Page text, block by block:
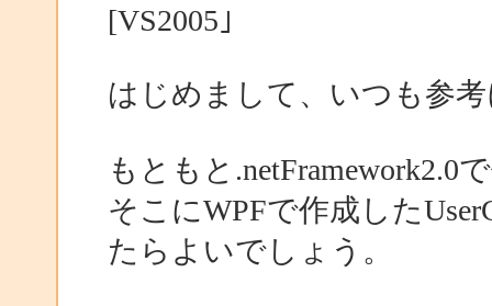
[VS2005｣
はじめまして、いつも参
もともと
そこにWPFで作成した
たらよいでしょう。